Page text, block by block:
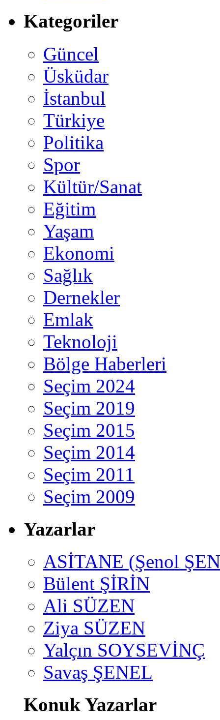
Kategoriler
Güncel
Üsküdar
İstanbul
Türkiye
Politika
Spor
Kültür/Sanat
Eğitim
Yaşam
Ekonomi
Sağlık
Dernekler
Emlak
Teknoloji
Bölge Haberleri
Seçim 2024
Seçim 2019
Seçim 2015
Seçim 2014
Seçim 2011
Seçim 2009
Yazarlar
ASİTANE (Şenol
Bülent ŞİRİN
Ali SÜZEN
Ziya SÜZEN
Yalçın SOYSEVİNÇ
Savaş ŞENEL
Konuk Yazarlar